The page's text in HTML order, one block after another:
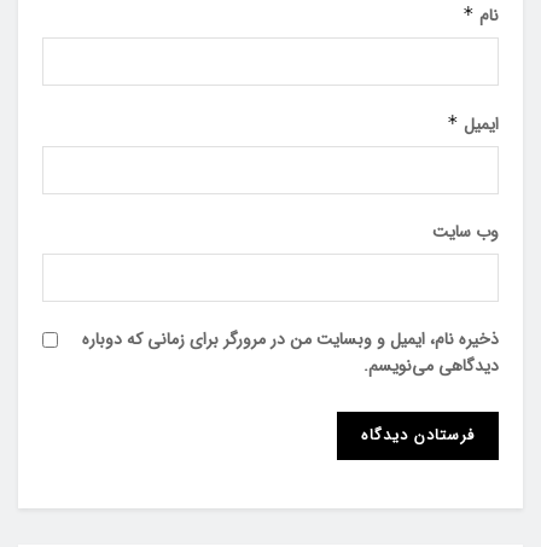
نام *
ایمیل *
وب‌ سایت
ذخیره نام، ایمیل و وبسایت من در مرورگر برای زمانی که دوباره
دیدگاهی می‌نویسم.